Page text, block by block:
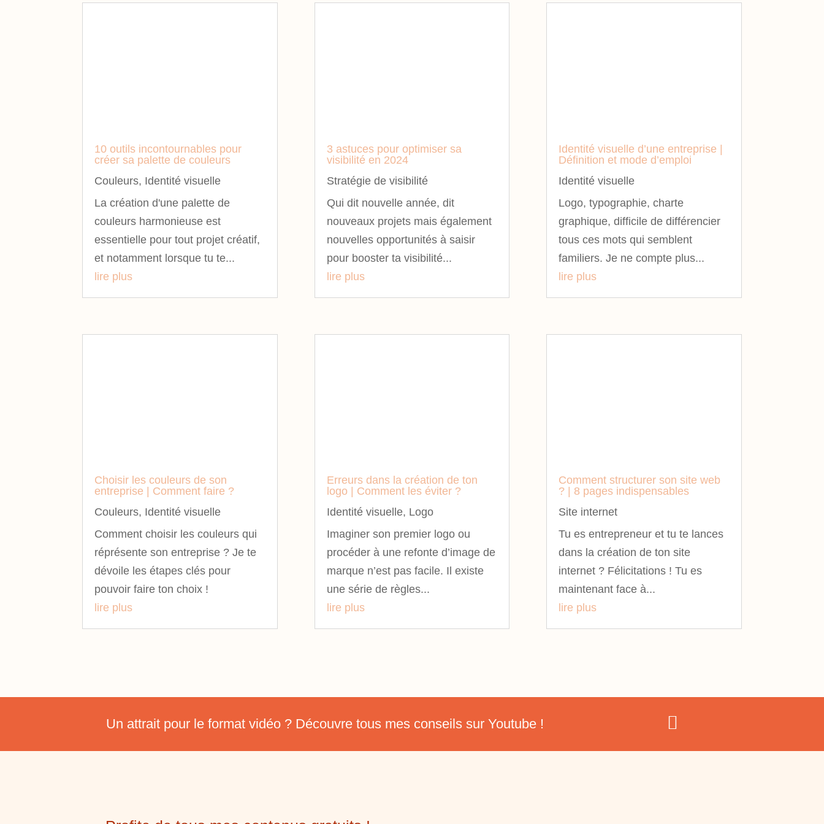
10 outils incontournables pour
créer sa palette de couleurs
Couleurs, Identité visuelle
La création d'une palette de
couleurs harmonieuse est
essentielle pour tout projet créatif,
et notamment lorsque tu te...
lire plus
Choisir les couleurs de son
entreprise | Comment faire ?
Couleurs, Identité visuelle
Comment choisir les couleurs qui
réprésente son entreprise ? Je te
dévoile les étapes clés pour
pouvoir faire ton choix !
lire plus
3 astuces pour optimiser sa
visibilité en 2024
Stratégie de visibilité
Qui dit nouvelle année, dit
nouveaux projets mais également
nouvelles opportunités à saisir
pour booster ta visibilité...
lire plus
Erreurs dans la création de ton
logo | Comment les éviter ?
Identité visuelle, Logo
Imaginer son premier logo ou
procéder à une refonte d’image de
marque n’est pas facile. Il existe
une série de règles...
lire plus
Identité visuelle d’une entreprise |
Définition et mode d’emploi
Identité visuelle
Logo, typographie, charte
graphique, difficile de différencier
tous ces mots qui semblent
familiers. Je ne compte plus...
lire plus
Comment structurer son site web
? | 8 pages indispensables
Site internet
Tu es entrepreneur et tu te lances
dans la création de ton site
internet ? Félicitations ! Tu es
maintenant face à...
lire plus
Un attrait pour le format vidéo ? Découvre tous mes conseils sur Youtube ! 